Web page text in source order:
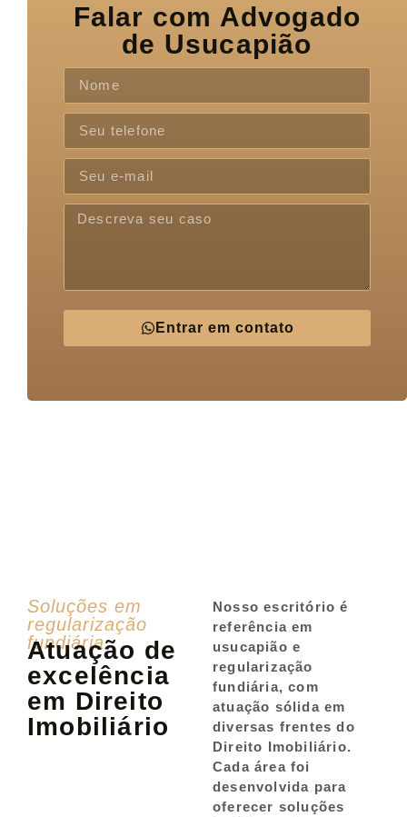
Falar com Advogado
de Usucapião
Entrar em contato
Soluções em
regularização
fundiária
Atuação de
excelência
em Direito
Imobiliário
Nosso escritório é
referência em
usucapião e
regularização
fundiária, com
atuação sólida em
diversas frentes do
Direito Imobiliário.
Cada área foi
desenvolvida para
oferecer soluções